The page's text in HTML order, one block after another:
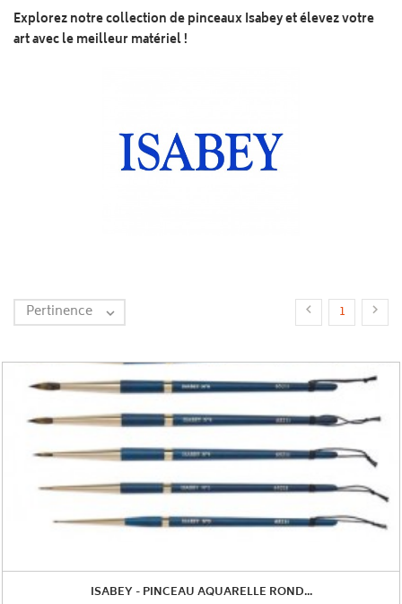
Explorez notre collection de pinceaux Isabey et élevez votre
art avec le meilleur matériel !
Pertinence   1 
ISABEY - PINCEAU AQUARELLE ROND...